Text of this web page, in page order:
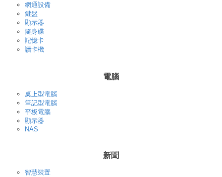
網通設備
鍵盤
顯示器
隨身碟
記憶卡
讀卡機
電腦
桌上型電腦
筆記型電腦
平板電腦
顯示器
NAS
新聞
智慧裝置